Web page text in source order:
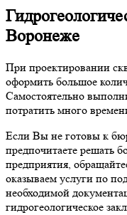
Воронеже
При проектировании
оформить большое
Самостоятельно
потратить много
Если Вы не готовы к
предпочитаете решать
предприятия,
оказываем услуги по
необходимой
гидрогеологическое